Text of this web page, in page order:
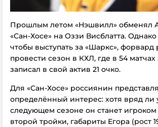
Прошлым летом «Нэшвилл» обменял
«Сан-Хосе» на Оззи Висблатта. Однако
чтобы выступать за «Шаркс»,
провести сезон в КХЛ, где в 54
записал в свой актив 21 очко.
Для «Сан-Хосе» россиянин
определённый интерес: хотя вряд ли
следующем сезоне он станет
второй тройки, габариты Егора (рост